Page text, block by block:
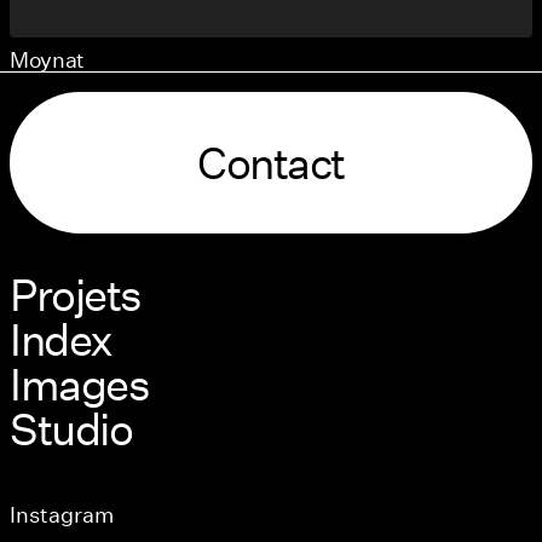
Moynat
Projets
Index
Images
Studio
Instagram
Contact